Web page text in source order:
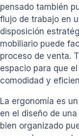
pensado también
flujo de trabajo en
disposición
mobiliario puede
proceso de venta.
espacio para que
comodidad y
La ergonomía es
en el diseño de
bien organizado